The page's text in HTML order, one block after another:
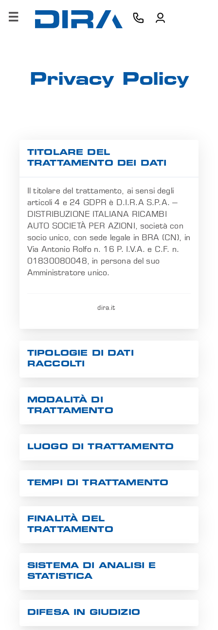
×
FORMAZIONE
CONTATTI
Privacy Policy
TITOLARE DEL
TRATTAMENTO DEI DATI
Il titolare del trattamento, ai sensi degli
articoli 4 e 24 GDPR è D.I.R.A S.P.A. –
DISTRIBUZIONE ITALIANA RICAMBI
AUTO SOCIETÀ PER AZIONI, società con
socio unico, con sede legale in BRA (CN), in
Via Antonio Rolfo n. 16 P. I.V.A. e C.F. n.
01830080048, in persona del suo
Amministratore unico.
dira.it
TIPOLOGIE DI DATI
RACCOLTI
MODALITÀ DI
TRATTAMENTO
LUOGO DI TRATTAMENTO
TEMPI DI TRATTAMENTO
FINALITÀ DEL
TRATTAMENTO
SISTEMA DI ANALISI E
STATISTICA
DIFESA IN GIUDIZIO